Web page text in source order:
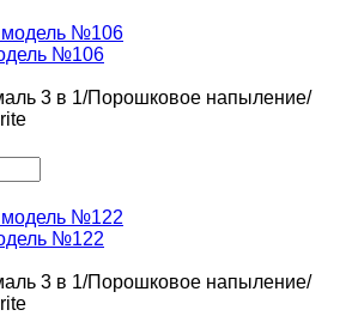
№106
3 в 1/Порошковое напыление/
№122
3 в 1/Порошковое напыление/